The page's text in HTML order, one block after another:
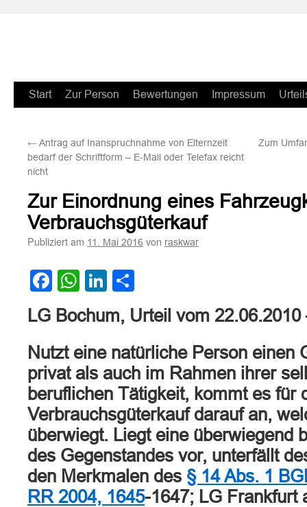
Zum
springen
Start Zur Person Bewertungen Impressum
←Antrag auf Inanspruchnahme von Elternzeit
bedarf der Schriftform – E-Mail oder Telefax reicht
nicht
Zum
Zur Einordnung eines
Verbrauchsgüterkauf
Publiziert am 11. Mai 2016 von raskwar
Facebook
WhatsApp
LinkedIn
LG Bochum, Urteil vom
Nutzt eine natürliche Person einen
privat als auch im Rahmen ihrer
beruflichen Tätigkeit, kommt es für
Verbrauchsgüterkauf darauf an,
überwiegt. Liegt eine überwiegend
des Gegenstandes vor, unterfällt
den Merkmalen des § 14 Abs. 1
RR 2004, 1645-1647; LG Frankfurt